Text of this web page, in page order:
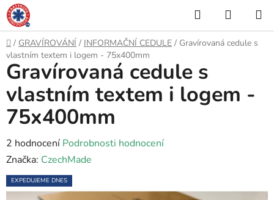
Přejít
na
obsah
Hledat
KOŠÍK
Domů
/ GRAVÍROVÁNÍ / INFORMAČNÍ CEDULE / Gravírovaná cedule s
vlastním textem i logem - 75x400mm
Gravírovaná cedule s
vlastním textem i logem -
75x400mm
Průměrné
hodnocení
produktu
je
2 hodnocení Podrobnosti hodnocení
Značka: CzechMade
EXPEDUJEME DNES